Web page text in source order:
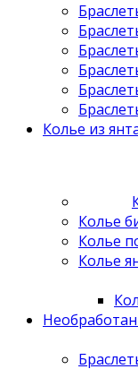
Колье из
Колье
Колье
Колье